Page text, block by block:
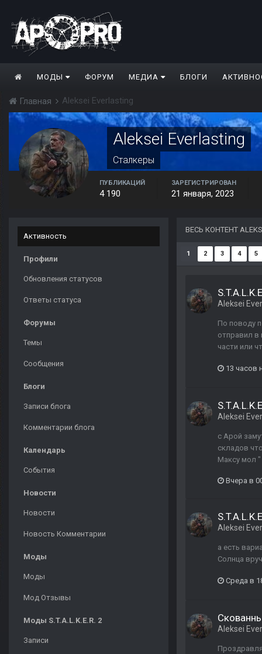
МОДЫ ФОРУМ МЕДИА БЛОГИ
Главная Aleksei Everlasting
Aleksei Everlasting
Сталкеры
ПУБЛИКАЦИЙ
4 190
ЗАРЕГИСТРИРОВАН
21 января, 2023
Активность
Профили
Обновления статусов
Ответы статуса
Форумы
Темы
Сообщения
Блоги
Записи блога
Комментарии блога
Календарь
События
Новости
Новости
Новость Комментарии
Моды
Моды
Мод Отзывы
Моды S.T.A.L.K.E.R. 2
Записи
ВЕСЬ КОНТЕНТ
1 2 3 4 5
Aleksei
По поводу
отправил в
части или
13 часов
Aleksei
c Арой
складов
Максу мол "
Вчера в
Aleksei
а есть
Солнца
Среда в
Aleksei